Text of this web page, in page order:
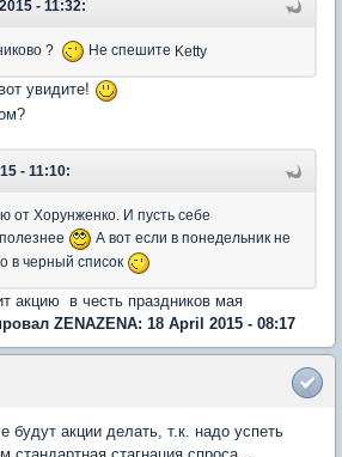
- 11:32:
? Не спешите Ketty
увидите!
- 11:10:
от Хорунженко. И пусть себе
А вот если в понедельник не
в черный список
акцию в честь праздников мая
ZENAZENA: 18 April 2015 - 08:17
будут акции делать, т.к. надо успеть